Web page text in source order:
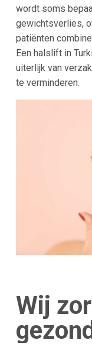
wordt soms
gewichtsverlies,
patiënten
Een halslift in
uiterlijk van
te verminderen.
Wij